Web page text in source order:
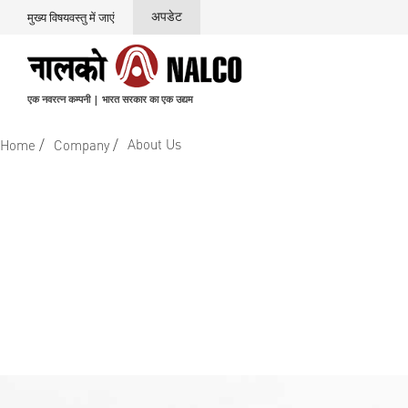
मुख्य विषयवस्तु में जाएं अपडेट
एक नवरत्न कम्पनी | भारत सरकार का एक उद्यम
Home / Company / About Us